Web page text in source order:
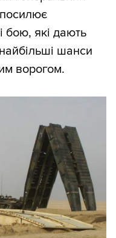
бою, які дають
шанси
ворогом.